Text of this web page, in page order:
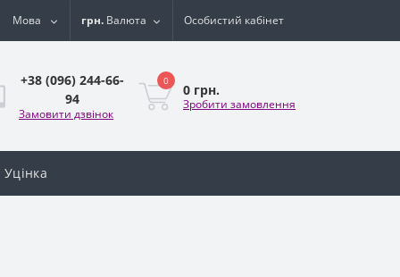
Мова грн. Валюта Особистий кабінет
+38 (096) 244-66-
94
Замовити дзвінок
0
0 грн.
Зробити замовлення
Уцінка